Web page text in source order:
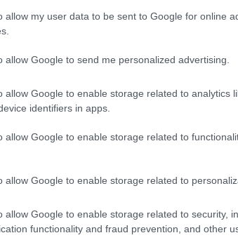
allow my user data to be sent to Google for online
allow Google to send me personalized advertising.
allow Google to enable storage related to analytics
identifiers in apps.
allow Google to enable storage related to
allow Google to enable storage related to
allow Google to enable storage related to security,
functionality and fraud prevention, and other
Μακεδονίας
δεν είναι
τα ταμειακά του διαθέσιμα
τα κονδύλια που του
ότι είναι άμεση και επιτακτική η
το Πανεπιστήμιο
αναμόρφωσης του θεσμικού
να είναι πιο κοντά στα πραγματικά
θα συνεχίσουν να
να σιτίζονται φοιτητές
σε ειδικές κατηγορίες και να μη
είχαν εξαιρετικά χαμηλό